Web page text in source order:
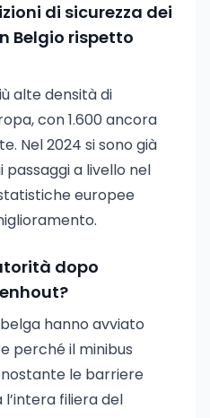
di sicurezza dei
Belgio rispetto
alte densità di
con 1.600 ancora
Nel 2024 si sono già
a livello nel
europee
dopo
hanno avviato
perché il minibus
le barriere
l’intera filiera del